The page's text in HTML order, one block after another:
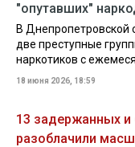
"опутавших"
В Днепропетровской
две преступные
наркотиков с
18 июня 2026, 18:59
13 задержанных и
разоблачили